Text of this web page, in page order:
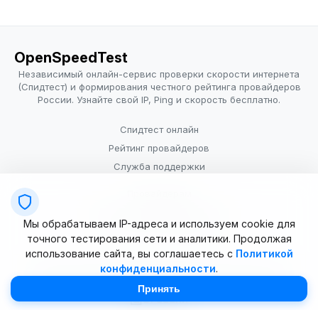
OpenSpeedTest
Независимый онлайн-сервис проверки скорости интернета
(Спидтест) и формирования честного рейтинга провайдеров
России. Узнайте свой IP, Ping и скорость бесплатно.
Спидтест онлайн
Рейтинг провайдеров
Служба поддержки
Условия использования
© 2025–2026 OpenSpeedTest (ИП Долматова В.В.). Все права
Мы обрабатываем IP-адреса и используем cookie для
точного тестирования сети и аналитики. Продолжая
использование сайта, вы соглашаетесь с Политикой
конфиденциальности.
Принять